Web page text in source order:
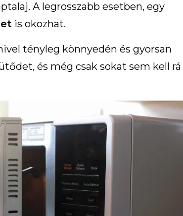
A legrosszabb esetben, egy
is okozhat.
tényleg könnyedén és gyorsan
és még csak sokat sem kell rá